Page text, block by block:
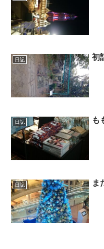
日記 初
日記 も
日記 ま